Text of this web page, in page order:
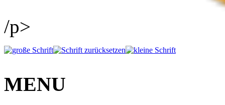
/p>
MENU